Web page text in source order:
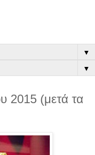
▼
▼
2015 (μετά τα